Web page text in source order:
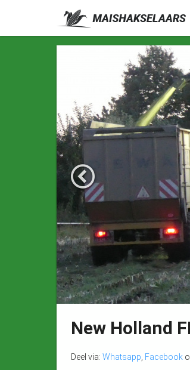
New Holland
Deel via: Whatsapp Facebook